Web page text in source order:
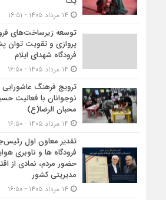
توسعه زیرساخت‌های
پروازی و تقویت توان
فرودگاه شهدای ایلام
ترویج فرهنگ
نوجوانان با فعالیت
محبان الرضا(ع)
تقدیر معاون اول
فرودگاه ها و ناوبری
حضور مردم، نمادی از
مدیریتی کشور